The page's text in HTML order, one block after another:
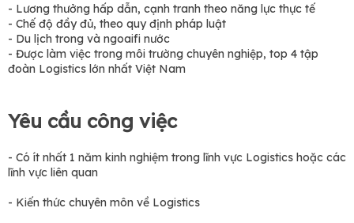
- Lương thưởng hấp dẫn, cạnh tranh theo năng lực thực tế
- Chế độ đầy đủ, theo quy định pháp luật
- Du lịch trong và ngoaifi nước
- Được làm việc trong môi trường chuyên nghiệp, top 4 tập
đoàn Logistics lớn nhất Việt Nam
Yêu cầu công việc
- Có ít nhất 1 năm kinh nghiệm trong lĩnh vực Logistics hoặc các
lĩnh vực liên quan
- Kiến thức chuyên môn về Logistics